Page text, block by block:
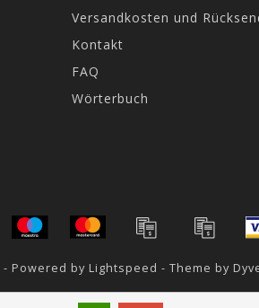
Versandkosten und
Kontakt
FAQ
Wörterbuch
Powered by Lightspeed - Theme by